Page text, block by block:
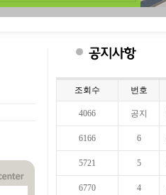
조회수 번호
4066 공지
6166 6
5721 5
6770 4